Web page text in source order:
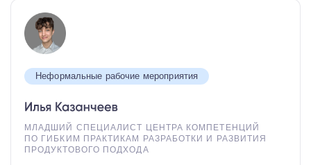
Неформальные рабочие мероприятия
МЛАДШИЙ СПЕЦИАЛИСТ ЦЕНТРА КОМПЕТЕНЦИЙ
ПО ГИБКИМ ПРАКТИКАМ РАЗРАБОТКИ И РАЗВИТИЯ
ПРОДУКТОВОГО ПОДХОДА